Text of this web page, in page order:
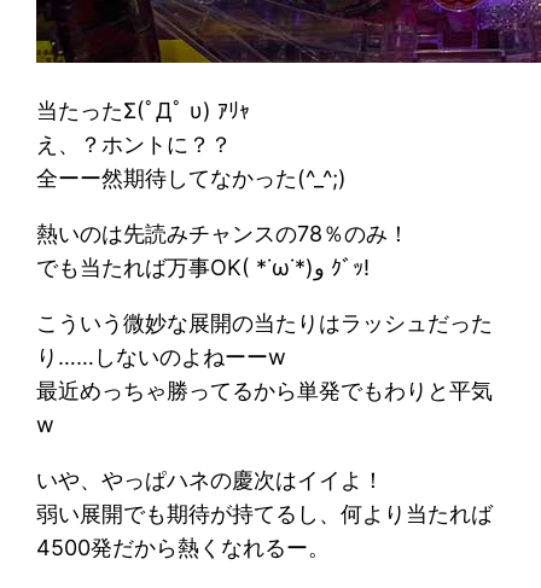
当たったΣ(ﾟДﾟ υ) ｱﾘｬ
え、？ホントに？？
全ーー然期待してなかった(^_^;)
熱いのは先読みチャンスの78％のみ！
でも当たれば万事OK( *˙ω˙*)و ｸﾞｯ!
こういう微妙な展開の当たりはラッシュだった
り……しないのよねーーw
最近めっちゃ勝ってるから単発でもわりと平気
w
いや、やっぱハネの慶次はイイよ！
弱い展開でも期待が持てるし、何より当たれば
4500発だから熱くなれるー。